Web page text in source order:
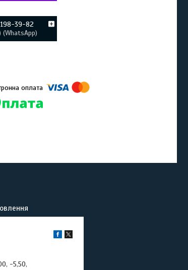
39-82
(WhatsApp)
-5,50,